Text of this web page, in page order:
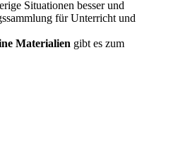
Situationen besser und
für Unterricht und
Materialien gibt es zum